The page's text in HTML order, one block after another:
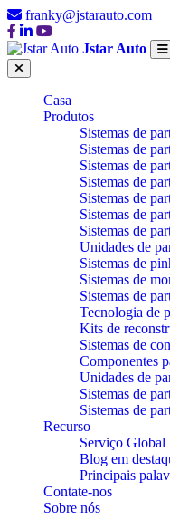
franky@jstarauto.com
Jstar Auto
Casa
Produtos
Sistemas de
Sistemas de
Sistemas de
Sistemas de
Sistemas de
Sistemas de
Sistemas de
Unidades de
Sistemas de
Sistemas de
Sistemas de
Tecnologia de
Kits de
Sistemas de
Componentes
Unidades de
Sistemas de
Sistemas de
Recurso
Serviço Global
Blog em
Principais
Contate-nos
Sobre nós